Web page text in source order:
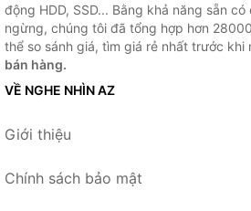
động HDD, SSD... Bằng khả năng sẵn
ngừng, chúng tôi đã tổng hợp hơn
thể so sánh giá, tìm giá rẻ nhất trước khi
bán hàng.
VỀ NGHE NHÌN AZ
Giới thiệu
Chính sách bảo mật